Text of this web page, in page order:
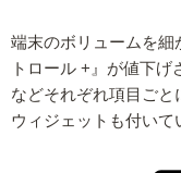
端末のボリュームを細
トロール +』が値下
などそれぞれ項目ごと
ウィジェットも付いて